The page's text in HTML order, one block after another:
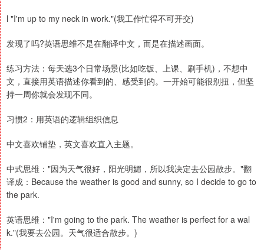
l "I'm up to my neck in work."(我工作忙得不可开交)
发现了吗?英语思维不是在翻译中文，而是在描述画面。
练习方法：每天选3个日常场景(比如吃饭、上课、刷手机)，不想中
文，直接用英语描述你看到的、感受到的。一开始可能很别扭，但坚
持一周你就会发现不同。
习惯2：用英语的逻辑组织信息
中文喜欢铺垫，英文喜欢直入主题。
中式思维："因为天气很好，阳光明媚，所以我决定去公园散步。"翻
译成：Because the weather is good and sunny, so I decide to go to
the park.
英语思维："I'm going to the park. The weather is perfect for a wal
k."(我要去公园。天气很适合散步。)